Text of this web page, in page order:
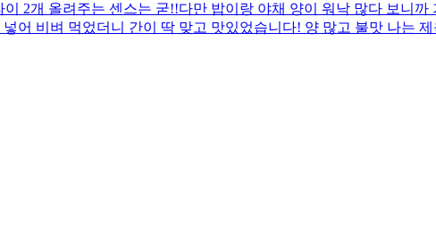
2개 올려주는 센스는 굳!! ​다만 밥이랑 야채 양이 워낙 많다 보니
어 비벼 먹었더니 간이 딱 맞고 맛있었습니다! 양 많고 불맛 나는